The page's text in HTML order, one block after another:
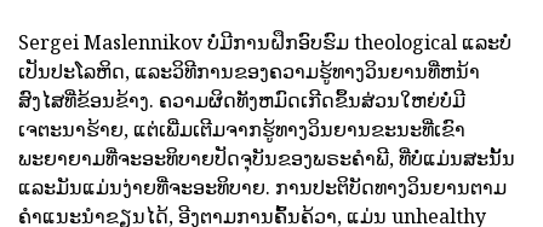
Sergei Maslennikov ບໍ່ມີການຝຶກອົບຮົມ theological ແລະບໍ່
ເປັນປະໂລຫິດ, ແລະວິທີການຂອງຄວາມຮູ້ທາງວິນຍານທີ່ຫນ້າ
ສົງໄສທີ່ຂ້ອນຂ້າງ. ຄວາມຜິດທັງຫມົດເກີດຂຶ້ນສ່ວນໃຫຍ່ບໍ່ມີ
ເຈຕະນາຮ້າຍ, ແຕ່ເພີ່ມເຕີມຈາກຮູ້ທາງວິນຍານຂະນະທີ່ເຂົາ
ພະຍາຍາມທີ່ຈະອະທິບາຍປັດຈຸບັນຂອງພຣະຄໍາພີ, ທີ່ບໍ່ແມ່ນສະນັ້ນ
ແລະມັນແມ່ນງ່າຍທີ່ຈະອະທິບາຍ. ການປະຕິບັດທາງວິນຍານຕາມ
ຄໍາແນະນໍາຂຽນໄດ້, ອີງຕາມການຄົ້ນຄ້ວາ, ແມ່ນ unhealthy